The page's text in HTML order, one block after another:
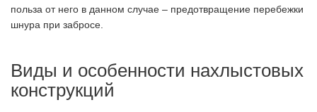
польза от него в данном случае – предотвращение перебежки
шнура при забросе.
Виды и особенности нахлыстовых
конструкций